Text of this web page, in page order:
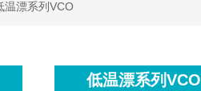
温漂系列VCO
低温漂系列VCO